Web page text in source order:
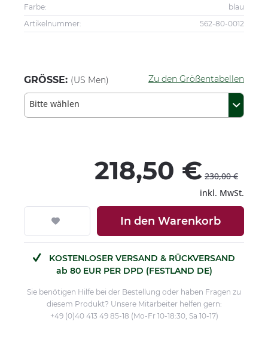
Farbe:
blau
Artikelnummer:
562-80-0012
GRÖSSE: (US Men) Zu den Größentabellen
Bitte wählen
218,50 € 230,00 €
inkl. MwSt.
In den Warenkorb
KOSTENLOSER VERSAND & RÜCKVERSAND
ab 80 EUR PER DPD (FESTLAND DE)
Sie benötigen Hilfe bei der Bestellung oder haben Fragen zu
diesem Produkt? Unsere Mitarbeiter helfen gern:
+49 (0)40 413 49 85-18 (Mo-Fr 10-18:30, Sa 10-17)